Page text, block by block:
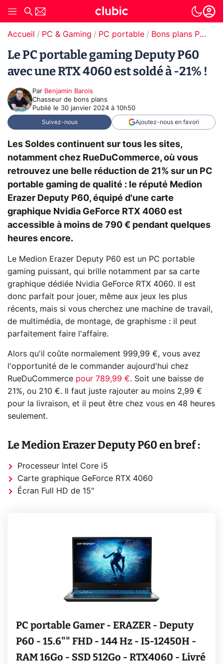
Accueil PC & Gaming PC portable Bons plans PC portable
Le PC portable gaming Deputy P60
avec une RTX 4060 est soldé à -21% !
Par Benjamin Barois
Chasseur de bons plans
Publié le 30 janvier 2024 à 10h50
Suivez-nous Ajoutez-nous en favori
Les Soldes continuent sur tous les sites,
notamment chez RueDuCommerce, où vous
retrouvez une belle réduction de 21% sur un PC
portable gaming de qualité : le réputé Medion
Erazer Deputy P60, équipé d'une carte
graphique Nvidia GeForce RTX 4060 est
accessible à moins de 790 € pendant quelques
heures encore.
Le Medion Erazer Deputy P60 est un PC portable
gaming puissant, qui brille notamment par sa carte
graphique dédiée Nvidia GeForce RTX 4060. Il est
donc parfait pour jouer, même aux jeux les plus
récents, mais si vous cherchez une machine de travail,
de multimédia, de montage, de graphisme : il peut
parfaitement faire l'affaire.
Alors qu'il coûte normalement 999,99 €, vous avez
l'opportunité de le commander aujourd'hui chez
RueDuCommerce pour 789,99 €. Soit une baisse de
21%, ou 210 €. Il faut juste rajouter au moins 2,99 €
pour la livraison, et il peut être chez vous en 48 heures
seulement.
Le Medion Erazer Deputy P60 en bref :
Processeur Intel Core i5
Carte graphique GeForce RTX 4060
Écran Full HD de 15"
PC portable Gamer - ERAZER - Deputy
P60 - 15.6"" FHD - 144 Hz - I5-12450H -
RAM 16Go - SSD 512Go - RTX4060 - Livré